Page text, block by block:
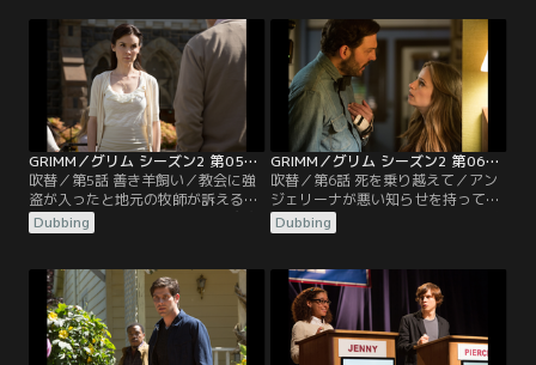
動機を探るニック。グリムとしての
手腕が役に立つ。
を過ごそうと出かけるが、感染した
魔物に遭遇してしまう。一方、レナ
ード警部は、危険な外国からの刺客
がポートランドへやって来たという
情報を得る。
GRIMM／グリム シーズン2 第05話／吹替
吹替／第5話 善き羊飼い／教会に強
盗が入ったと地元の牧師が訴える。
ニックが調べてみると、なんと魔物
の教会。モンローの協力を得て、信
ことになる。一方、ニックとジュリ
エットは互いにどう接するべきか探
り続ける。ニックを狙う危険な敵が
身を潜めているというのに…。
Dubbing
GRIMM／グリム シーズン2 第06話／吹替
吹替／第6話 死を乗り越えて／アン
ジェリーナが悪い知らせを持って町
に戻ってくる。グリムに協力した代
償は高いものだと気づくモンロー。
まってほしいと頼む。ハンクはモン
ローに魔物の世界について教えても
らう。一方、レナード警部の昔の知
人がヨーロッパから訪ねてくるが、
仕事なのか行楽なのかわからない。
Dubbing